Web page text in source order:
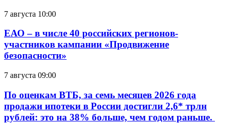
7 августа 10:00
ЕАО – в числе 40 российских регионов-
участников кампании «Продвижение
безопасности»
7 августа 09:00
По оценкам ВТБ, за семь месяцев 2026 года
продажи ипотеки в России достигли 2,6* трлн
рублей: это на 38% больше, чем годом раньше.